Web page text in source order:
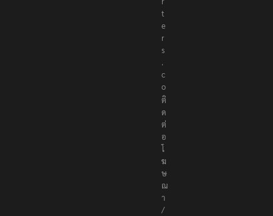
t
e
r
s
.
c
o
ติ
ด
ต่
อ
โ
ฆ
ษ
ณ
า
/